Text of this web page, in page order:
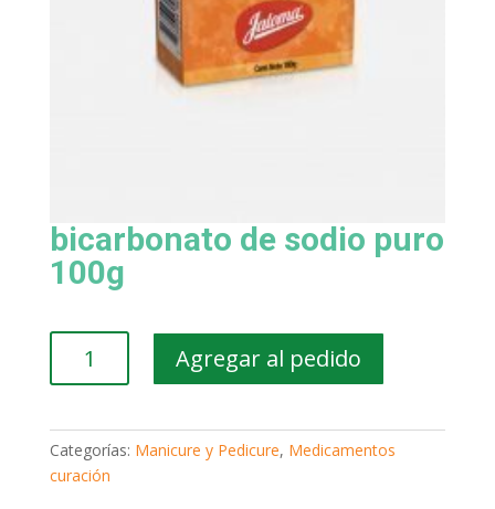
bicarbonato de sodio puro
100g
100g
cantidad
Agregar al pedido
Categorías: Manicure y Pedicure, Medicamentos
curación